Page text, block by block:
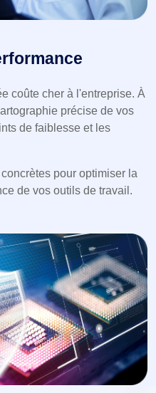
coûte cher à l'entreprise. À
précise de vos
de faiblesse et les
pour optimiser la
de vos outils de travail.